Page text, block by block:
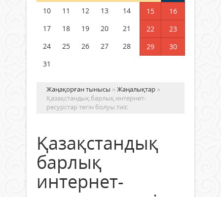
10
11 12 13 14 15
16
17
18 19 20 21 22
23
24
25 26 27 28 29
30
31
Жаңақорған тынысы »Жаңалықтар »
Қазақстандық барлық интернет-
ресурстар тегін болуы тиіс
Қазақстандық
барлық
интернет-